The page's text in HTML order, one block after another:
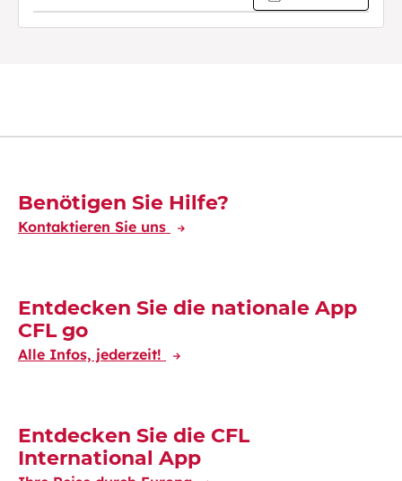
Découvrez-en plus
Benötigen Sie Hilfe?
Kontaktieren Sie uns
Entdecken Sie die nationale App
CFL go
Alle Infos, jederzeit!
Entdecken Sie die CFL
International App